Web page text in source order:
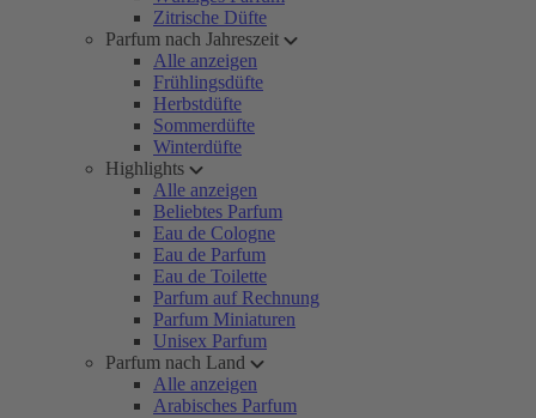
Zitrische Düfte
Parfum nach Jahreszeit
Alle anzeigen
Frühlingsdüfte
Herbstdüfte
Sommerdüfte
Winterdüfte
Highlights
Alle anzeigen
Beliebtes Parfum
Eau de Cologne
Eau de Parfum
Eau de Toilette
Parfum auf Rechnung
Parfum Miniaturen
Unisex Parfum
Parfum nach Land
Alle anzeigen
Arabisches Parfum